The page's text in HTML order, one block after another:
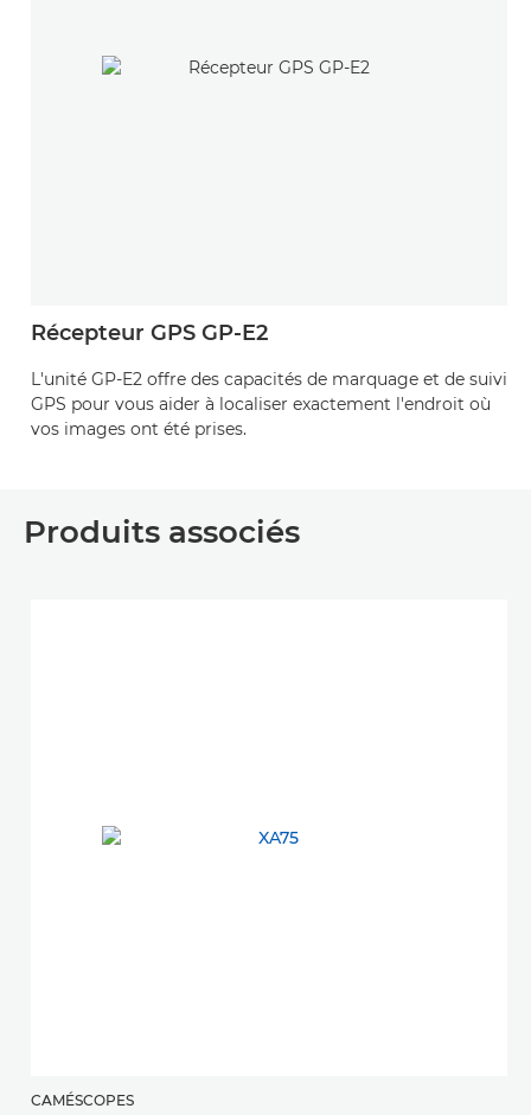
Récepteur GPS GP-E2
L'unité GP-E2 offre des capacités de marquage et de suivi
GPS pour vous aider à localiser exactement l'endroit où
vos images ont été prises.
Produits associés
CAMÉSCOPES